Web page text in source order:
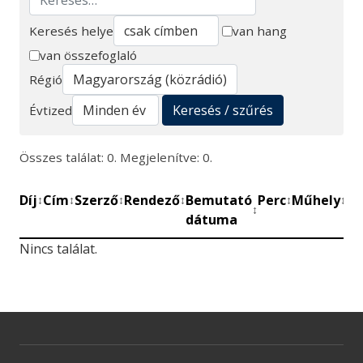
Keresés
Keresés helye
van hang
van összefoglaló
Régió
Évtized
Keresés / szűrés
Összes találat: 0. Megjelenítve: 0.
Díj↕Cím↕Szerző↕Rendező↕Bemutató
dátuma
↕
Perc↕Műhely↕
Nincs találat.